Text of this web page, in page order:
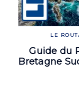
LE
Guide du
Bretagne